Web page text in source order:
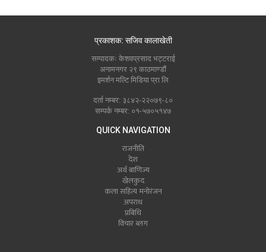
प्रकाशक: सजिव कालाखेती
सम्पादकः केशवप्रसाद भट्टराई
अनामनगर २९ काठमाण्डौं
इमर्शन मल्टि मिडिया प्रा लि
दर्ता नम्बर: ३८४२-२२०७९-८०
सम्पर्क नम्बर: ०१-५७०५१४७
QUICK NAVIGATION
राजनीति
देश
अर्थ बाणिज्य
खेलकुद
कला सहित्य मनोरंजन
अपराध
प्रबिधि
विचार ब्लग